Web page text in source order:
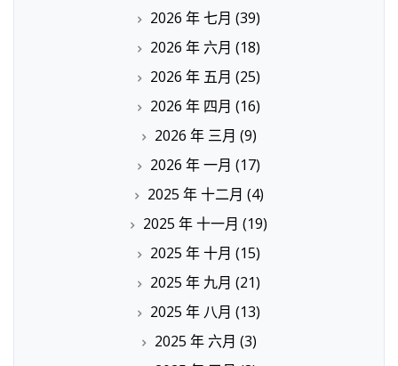
2026 年 七月 (39)
2026 年 六月 (18)
2026 年 五月 (25)
2026 年 四月 (16)
2026 年 三月 (9)
2026 年 一月 (17)
2025 年 十二月 (4)
2025 年 十一月 (19)
2025 年 十月 (15)
2025 年 九月 (21)
2025 年 八月 (13)
2025 年 六月 (3)